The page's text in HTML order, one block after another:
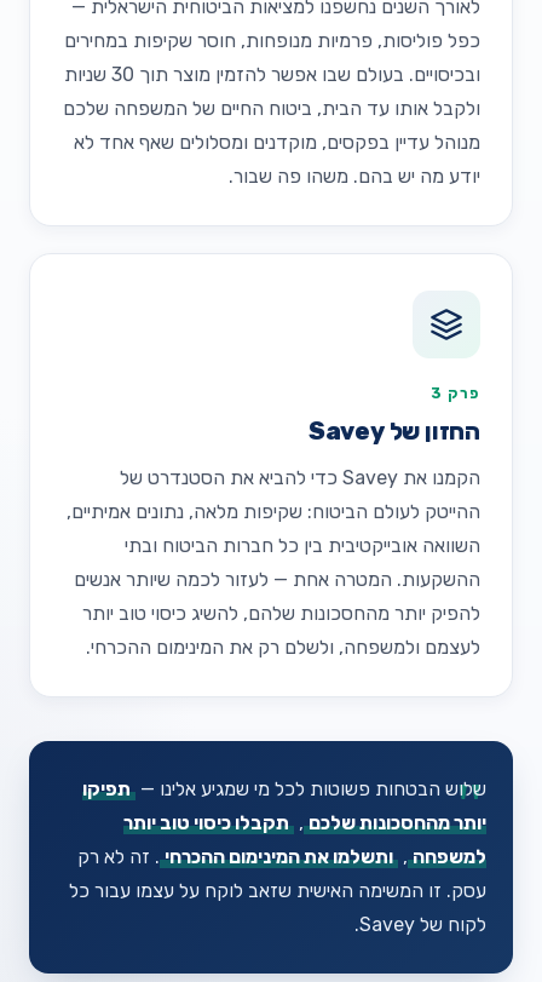
לאורך השנים נחשפנו למציאות הביטוחית הישראלית —
כפל פוליסות, פרמיות מנופחות, חוסר שקיפות במחירים
ובכיסויים. בעולם שבו אפשר להזמין מוצר תוך 30 שניות
ולקבל אותו עד הבית, ביטוח החיים של המשפחה שלכם
מנוהל עדיין בפקסים, מוקדנים ומסלולים שאף אחד לא
יודע מה יש בהם. משהו פה שבור.
פרק 3
החזון של Savey
הקמנו את Savey כדי להביא את הסטנדרט של
ההייטק לעולם הביטוח: שקיפות מלאה, נתונים אמיתיים,
השוואה אובייקטיבית בין כל חברות הביטוח ובתי
ההשקעות. המטרה אחת — לעזור לכמה שיותר אנשים
להפיק יותר מהחסכונות שלהם, להשיג כיסוי טוב יותר
לעצמם ולמשפחה, ולשלם רק את המינימום ההכרחי.
"
שלוש הבטחות פשוטות לכל מי שמגיע אלינו — תפיקו
יותר מהחסכונות שלכם , תקבלו כיסוי טוב יותר
למשפחה , ותשלמו את המינימום ההכרחי . זה לא רק
עסק. זו המשימה האישית שזאב לוקח על עצמו עבור כל
לקוח של Savey.